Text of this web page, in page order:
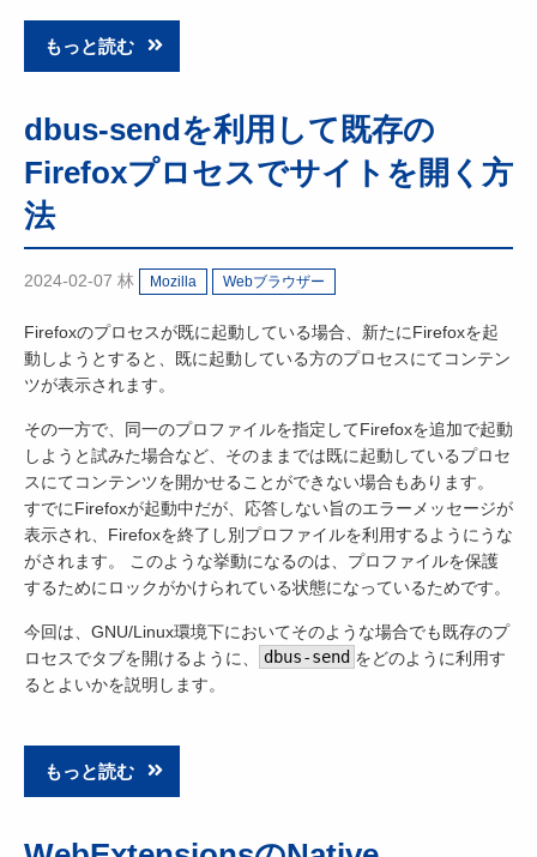
もっと読む
dbus-sendを利用して既存の
Firefoxプロセスでサイトを開く方
法
2024-02-07 林 Mozilla Webブラウザー
Firefoxのプロセスが既に起動している場合、新たにFirefoxを起
動しようとすると、既に起動している方のプロセスにてコンテン
ツが表示されます。
その一方で、同一のプロファイルを指定してFirefoxを追加で起動
しようと試みた場合など、そのままでは既に起動しているプロセ
スにてコンテンツを開かせることができない場合もあります。
すでにFirefoxが起動中だが、応答しない旨のエラーメッセージが
表示され、Firefoxを終了し別プロファイルを利用するようにうな
がされます。 このような挙動になるのは、プロファイルを保護
するためにロックがかけられている状態になっているためです。
今回は、GNU/Linux環境下においてそのような場合でも既存のプ
ロセスでタブを開けるように、
dbus-send をどのように利用す
るとよいかを説明します。
もっと読む